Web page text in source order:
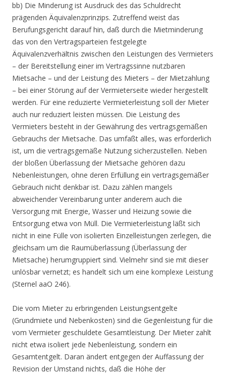
bb) Die Minderung ist Ausdruck des das Schuldrecht
prägenden Äquivalenzprinzips. Zutreffend weist das
Berufungsgericht darauf hin, daß durch die Mietminderung
das von den Vertragsparteien festgelegte
Äquivalenzverhältnis zwischen den Leistungen des Vermieters
– der Bereitstellung einer im Vertragssinne nutzbaren
Mietsache – und der Leistung des Mieters – der Mietzahlung
– bei einer Störung auf der Vermieterseite wieder hergestellt
werden. Für eine reduzierte Vermieterleistung soll der Mieter
auch nur reduziert leisten müssen. Die Leistung des
Vermieters besteht in der Gewährung des vertragsgemäßen
Gebrauchs der Mietsache. Das umfaßt alles, was erforderlich
ist, um die vertragsgemäße Nutzung sicherzustellen. Neben
der bloßen Überlassung der Mietsache gehören dazu
Nebenleistungen, ohne deren Erfüllung ein vertragsgemäßer
Gebrauch nicht denkbar ist. Dazu zählen mangels
abweichender Vereinbarung unter anderem auch die
Versorgung mit Energie, Wasser und Heizung sowie die
Entsorgung etwa von Müll. Die Vermieterleistung läßt sich
nicht in eine Fülle von isolierten Einzelleistungen zerlegen, die
gleichsam um die Raumüberlassung (Überlassung der
Mietsache) herumgruppiert sind. Vielmehr sind sie mit dieser
unlösbar vernetzt; es handelt sich um eine komplexe Leistung
(Sternel aaO 246).
Die vom Mieter zu erbringenden Leistungsentgelte
(Grundmiete und Nebenkosten) sind die Gegenleistung für die
vom Vermieter geschuldete Gesamtleistung. Der Mieter zahlt
nicht etwa isoliert jede Nebenleistung, sondern ein
Gesamtentgelt. Daran ändert entgegen der Auffassung der
Revision der Umstand nichts, daß die Höhe der